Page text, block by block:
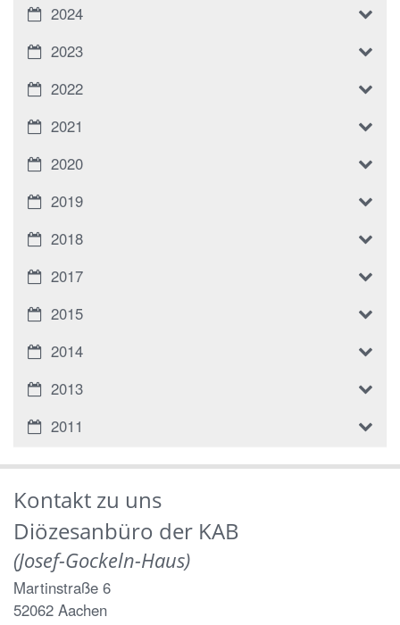
2024
2023
2022
2021
2020
2019
2018
2017
2015
2014
2013
2011
Kontakt zu uns
Diözesanbüro der KAB
(Josef-Gockeln-Haus)
Martinstraße 6
52062 Aachen